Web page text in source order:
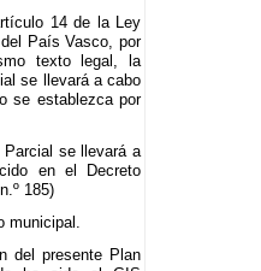
14 de la Ley
País Vasco, por
texto legal, la
se llevará a cabo
se establezca por
Parcial se llevará a
en el Decreto
185)
del presente Plan